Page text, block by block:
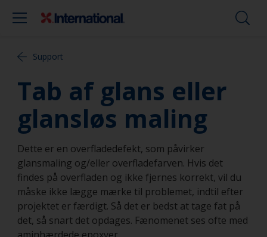
Support
Tab af glans eller
glansløs maling
Dette er en overfladedefekt, som påvirker
glansmaling og/eller overfladefarven. Hvis det
findes på overfladen og ikke fjernes korrekt, vil du
måske ikke lægge mærke til problemet, indtil efter
projektet er færdigt. Så det er bedst at tage fat på
det, så snart det opdages. Fænomenet ses ofte med